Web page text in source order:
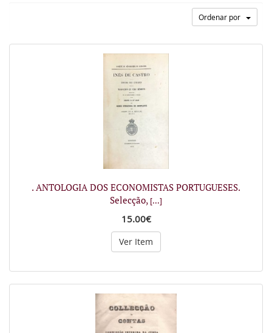
Ordenar por
. ANTOLOGIA DOS ECONOMISTAS PORTUGUESES.
Selecção, [...]
15.00€
Ver Item